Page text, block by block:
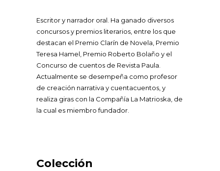
Escritor y narrador oral. Ha ganado diversos
concursos y premios literarios, entre los que
destacan el Premio Clarín de Novela, Premio
Teresa Hamel, Premio Roberto Bolaño y el
Concurso de cuentos de Revista Paula.
Actualmente se desempeña como profesor
de creación narrativa y cuentacuentos, y
realiza giras con la Compañía La Matrioska, de
la cual es miembro fundador.
Colección